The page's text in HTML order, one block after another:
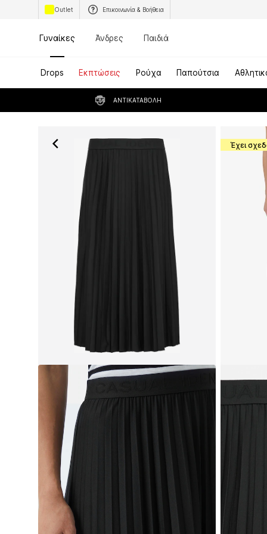
Outlet Επικοινωνία & Βοήθεια
Γυναίκες Άνδρες Παιδιά
Drops Εκπτώσεις Ρούχα Παπούτσια
ΑΝΤΙΚΑΤΑΒΟΛΉ
Έχει